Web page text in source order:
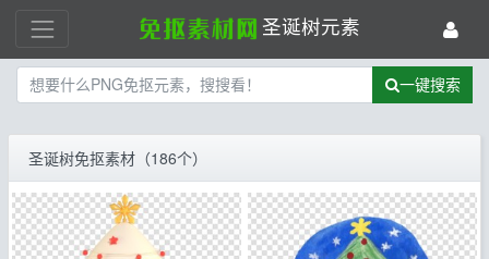
圣诞树元素
一键搜索
圣诞树免抠素材（186个）